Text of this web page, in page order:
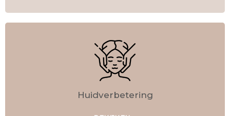
Huidverbetering